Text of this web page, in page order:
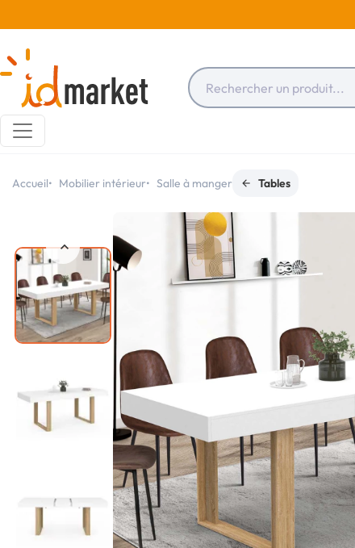
Accueil Mobilier intérieur Salle à manger Tables